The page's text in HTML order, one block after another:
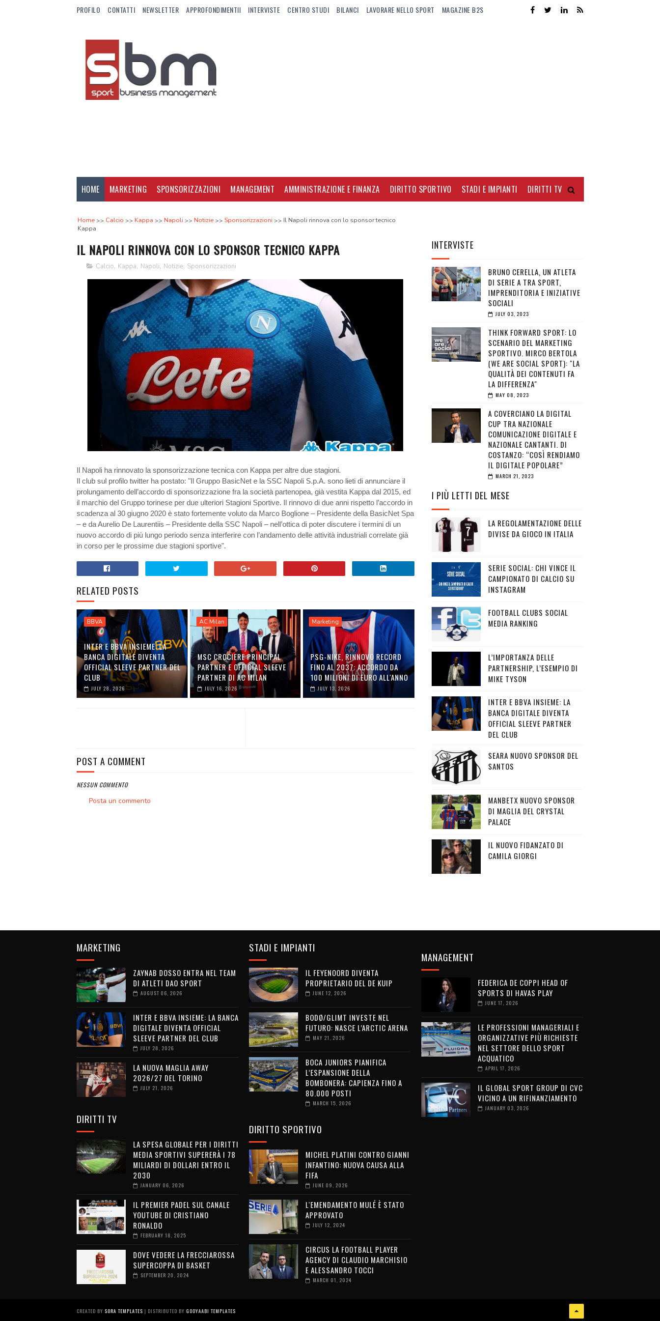
PROFILO CONTATTI NEWSLETTER APPROFONDIMENTII INTERVISTE CENTRO STUDI BILANCI LAVORARE NELLO SPORT MAGAZINE B2S
HOME MARKETING SPONSORIZZAZIONI MANAGEMENT AMMINISTRAZIONE E FINANZA DIRITTO SPORTIVO STADI E IMPIANTI DIRITTI TV
Home Calcio Kappa Napoli Notizie Sponsorizzazioni
Il Napoli rinnova con lo sponsor tecnico
Kappa
IL NAPOLI RINNOVA CON LO SPONSOR TECNICO KAPPA
Calcio, Kappa, Napoli, Notizie, Sponsorizzazioni
Il Napoli ha rinnovato la sponsorizzazione tecnica con Kappa per altre due stagioni.
Il club sul profilo twitter ha postato: "Il Gruppo BasicNet e la SSC Napoli S.p.A. sono lieti di annunciare il
prolungamento dell’accordo di sponsorizzazione fra la società partenopea, già vestita Kappa dal 2015, ed
il marchio del Gruppo torinese per due ulteriori Stagioni Sportive. Il rinnovo di due anni rispetto l’accordo in
scadenza al 30 giugno 2020 è stato fortemente voluto da Marco Boglione – Presidente della BasicNet Spa
– e da Aurelio De Laurentiis – Presidente della SSC Napoli – nell’ottica di poter discutere i termini di un
nuovo accordo di più lungo periodo senza interferire con l’andamento delle attività industriali correlate già
in corso per le prossime due stagioni sportive".
RELATED POSTS
BBVA
INTER E BBVA INSIEME: LA
BANCA DIGITALE DIVENTA
OFFICIAL SLEEVE PARTNER DEL
CLUB
JULY 28, 2026
AC Milan
MSC CROCIERE PRINCIPAL
PARTNER E OFFICIAL SLEEVE
PARTNER DI AC MILAN
JULY 16, 2026
Marketing
PSG-NIKE, RINNOVO RECORD
FINO AL 2037: ACCORDO DA
100 MILIONI DI EURO ALL'ANNO
JULY 13, 2026
POST A COMMENT
NESSUN COMMENTO
Posta un commento
INTERVISTE
BRUNO CERELLA, UN ATLETA
DI SERIE A TRA SPORT,
IMPRENDITORIA E INIZIATIVE
SOCIALI
JULY 03, 2023
THINK FORWARD SPORT: LO
SCENARIO DEL MARKETING
SPORTIVO. MIRCO BERTOLA
(WE ARE SOCIAL SPORT): "LA
QUALITÀ DEI CONTENUTI FA
LA DIFFERENZA"
MAY 08, 2023
A COVERCIANO LA DIGITAL
CUP TRA NAZIONALE
COMUNICAZIONE DIGITALE E
NAZIONALE CANTANTI. DI
COSTANZO: “COSÌ RENDIAMO
IL DIGITALE POPOLARE”
MARCH 21, 2023
I PIÙ LETTI DEL MESE
LA REGOLAMENTAZIONE DELLE
DIVISE DA GIOCO IN ITALIA
SERIE SOCIAL: CHI VINCE IL
CAMPIONATO DI CALCIO SU
INSTAGRAM
FOOTBALL CLUBS SOCIAL
MEDIA RANKING
L’IMPORTANZA DELLE
PARTNERSHIP, L’ESEMPIO DI
MIKE TYSON
INTER E BBVA INSIEME: LA
BANCA DIGITALE DIVENTA
OFFICIAL SLEEVE PARTNER
DEL CLUB
SEARA NUOVO SPONSOR DEL
SANTOS
MANBETX NUOVO SPONSOR
DI MAGLIA DEL CRYSTAL
PALACE
IL NUOVO FIDANZATO DI
CAMILA GIORGI
MARKETING
ZAYNAB DOSSO ENTRA NEL TEAM
DI ATLETI DAO SPORT
AUGUST 06, 2026
INTER E BBVA INSIEME: LA BANCA
DIGITALE DIVENTA OFFICIAL
SLEEVE PARTNER DEL CLUB
JULY 28, 2026
LA NUOVA MAGLIA AWAY
2026/27 DEL TORINO
JULY 21, 2026
DIRITTI TV
LA SPESA GLOBALE PER I DIRITTI
MEDIA SPORTIVI SUPERERÀ I 78
MILIARDI DI DOLLARI ENTRO IL
2030
JANUARY 06, 2026
IL PREMIER PADEL SUL CANALE
YOUTUBE DI CRISTIANO
RONALDO
FEBRUARY 18, 2025
DOVE VEDERE LA FRECCIAROSSA
SUPERCOPPA DI BASKET
SEPTEMBER 20, 2024
STADI E IMPIANTI
IL FEYENOORD DIVENTA
PROPRIETARIO DEL DE KUIP
JUNE 12, 2026
BODØ/GLIMT INVESTE NEL
FUTURO: NASCE L’ARCTIC ARENA
MAY 21, 2026
BOCA JUNIORS PIANIFICA
L’ESPANSIONE DELLA
BOMBONERA: CAPIENZA FINO A
80.000 POSTI
MARCH 15, 2026
DIRITTO SPORTIVO
MICHEL PLATINI CONTRO GIANNI
INFANTINO: NUOVA CAUSA ALLA
FIFA
JUNE 09, 2026
L'EMENDAMENTO MULÉ È STATO
APPROVATO
JULY 12, 2024
CIRCUS LA FOOTBALL PLAYER
AGENCY DI CLAUDIO MARCHISIO
E ALESSANDRO TOCCI
MARCH 01, 2024
MANAGEMENT
FEDERICA DE COPPI HEAD OF
SPORTS DI HAVAS PLAY
JUNE 17, 2026
LE PROFESSIONI MANAGERIALI E
ORGANIZZATIVE PIÙ RICHIESTE
NEL SETTORE DELLO SPORT
ACQUATICO
APRIL 17, 2026
IL GLOBAL SPORT GROUP DI CVC
VICINO A UN RIFINANZIAMENTO
JANUARY 03, 2026
CREATED BY SORA TEMPLATES | DISTRIBUTED BY GOOYAABI TEMPLATES